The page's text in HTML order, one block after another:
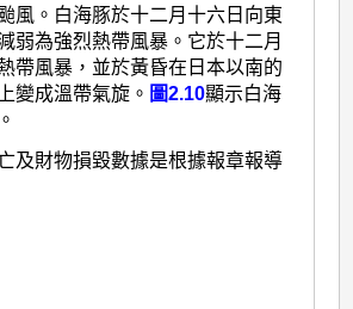
風。白海豚於十二月十六日向東
弱為強烈熱帶風暴。它於十二月
帶風暴，並於黃昏在日本以南的
變成溫帶氣旋。 圖2.10顯示白海
及財物損毀數據是根據報章報導